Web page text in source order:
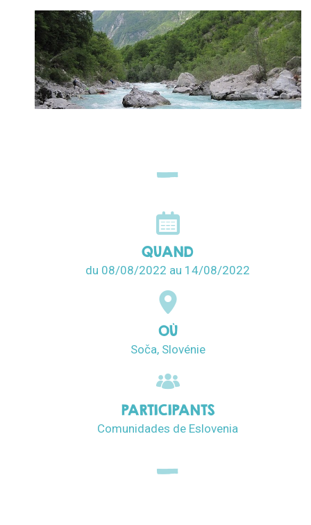
QUAND
du 08/08/2022 au 14/08/2022
OÙ
Soča, Slovénie
PARTICIPANTS
Comunidades de Eslovenia